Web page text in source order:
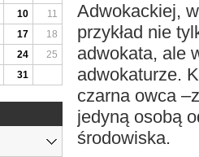
Adwokackiej,
przykład nie
adwokata, ale
adwokaturze.
czarna owca
jedyną osobą
środowiska.
10
11
17
18
24
25
31